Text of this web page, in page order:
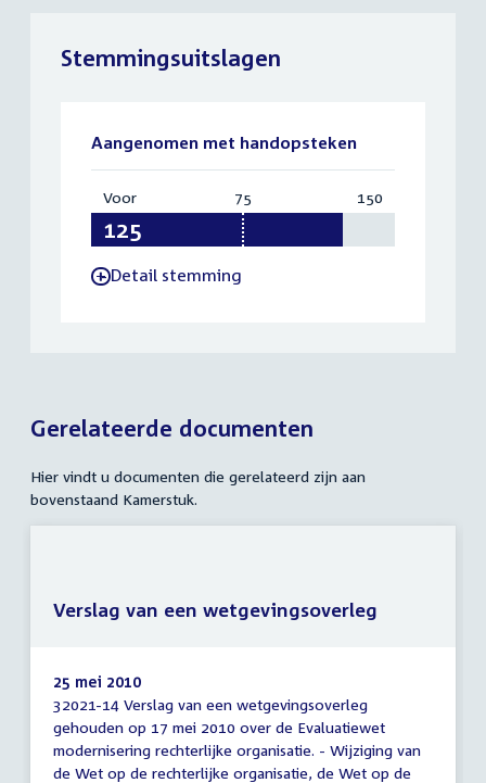
Stemmingsuitslagen
Aangenomen met handopsteken
Voor:
75 150
-Detail stemming
Gerelateerde documenten
Hier vindt u documenten die gerelateerd zijn aan
bovenstaand Kamerstuk.
Verslag
van
een
wetgevingsoverleg
25 mei 2010
32021-14 Verslag van een wetgevingsoverleg
gehouden op 17 mei 2010 over de Evaluatiewet
modernisering rechterlijke organisatie. - Wijziging van
de Wet op de rechterlijke organisatie, de Wet op de
Verslag van een wetgevingsoverleg